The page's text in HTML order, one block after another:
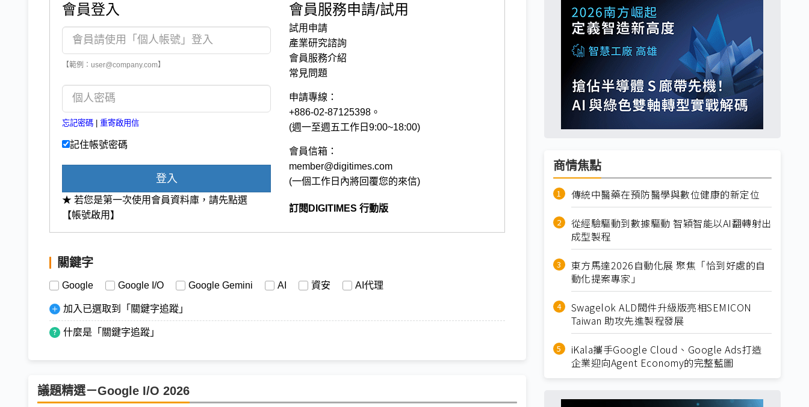
會員登入
【範例：user@company.com】
忘記密碼 重寄啟用信
記住帳號密碼
登入
★ 若您是第一次使用會員資料庫，請先點選
【帳號啟用】
會員服務申請/試用
試用申請
產業研究諮詢
會員服務介紹
常見問題
申請專線：
+886-02-87125398。
(週一至週五工作日9:00~18:00)
會員信箱：
member@digitimes.com
(一個工作日內將回覆您的來信)
訂閱DIGITIMES 行動版
關鍵字
Google Google I/O Google Gemini AI 資安 AI代理
加入已選取到「關鍵字追蹤」
什麼是「關鍵字追蹤」
議題精選－Google I/O 2026
商情焦點
傳統中醫藥在預防醫學與數位健康的新定位
從經驗驅動到數據驅動 智穎智能以AI翻轉射出
成型製程
東方馬達2026自動化展 聚焦「恰到好處的自
動化提案專家」
Swagelok ALD閥件升級版亮相SEMICON
Taiwan 助攻先進製程發展
iKala攜手Google Cloud、Google Ads打造
企業迎向Agent Economy的完整藍圖